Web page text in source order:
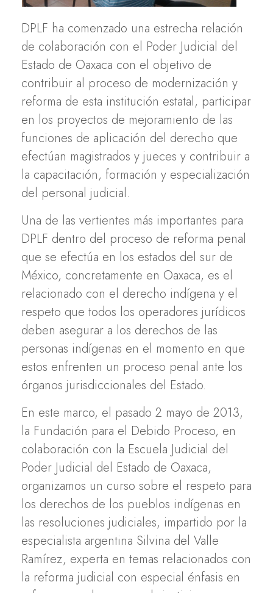
DPLF ha comenzado una estrecha relación
de colaboración con el Poder Judicial del
Estado de Oaxaca con el objetivo de
contribuir al proceso de modernización y
reforma de esta institución estatal, participar
en los proyectos de mejoramiento de las
funciones de aplicación del derecho que
efectúan magistrados y jueces y contribuir a
la capacitación, formación y especialización
del personal judicial.
Una de las vertientes más importantes para
DPLF dentro del proceso de reforma penal
que se efectúa en los estados del sur de
México, concretamente en Oaxaca, es el
relacionado con el derecho indígena y el
respeto que todos los operadores jurídicos
deben asegurar a los derechos de las
personas indígenas en el momento en que
estos enfrenten un proceso penal ante los
órganos jurisdiccionales del Estado.
En este marco, el pasado 2 mayo de 2013,
la Fundación para el Debido Proceso, en
colaboración con la Escuela Judicial del
Poder Judicial del Estado de Oaxaca,
organizamos un curso sobre el respeto para
los derechos de los pueblos indígenas en
las resoluciones judiciales, impartido por la
especialista argentina Silvina del Valle
Ramírez, experta en temas relacionados con
la reforma judicial con especial énfasis en